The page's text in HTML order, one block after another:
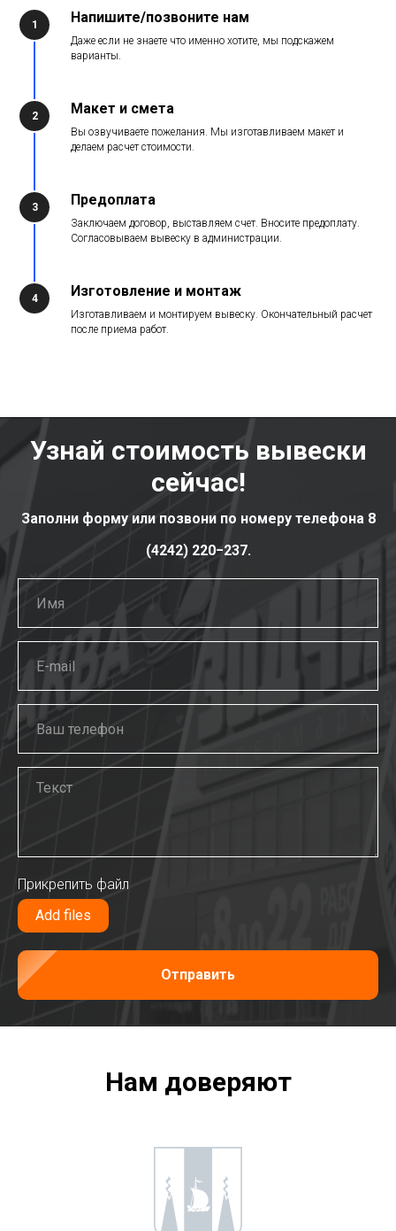
1 Напишите/позвоните нам
Даже если не знаете что именно хотите, мы подскажем
варианты.
2 Макет и смета
Вы озвучиваете пожелания. Мы изготавливаем макет и
делаем расчет стоимости.
3 Предоплата
Заключаем договор, выставляем счет. Вносите предоплату.
Согласовываем вывеску в администрации.
4 Изготовление и монтаж
Изготавливаем и монтируем вывеску. Окончательный расчет
после приема работ.
Узнай стоимость вывески
сейчас!
Заполни форму или позвони по номеру телефона 8
(4242) 220−237.
Прикрепить файл
Add files
Отправить
Нам доверяют